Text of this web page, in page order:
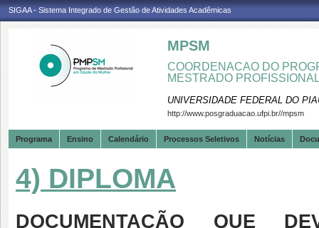
SIGAA - Sistema Integrado de Gestão de Atividades Acadêmicas
MPSM
COORDENACAO DO
MESTRADO
UNIVERSIDADE FEDERAL DO
http://www.posgraduacao.ufpi.br//mpsm
Programa Ensino Calendário Processos Seletivos Notícias
4) DIPLOMA
DOCUMENTAÇÃO QUE